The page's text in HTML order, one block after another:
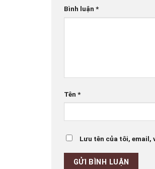
Bình luận *
Tên *
Lưu tên của tôi, email,